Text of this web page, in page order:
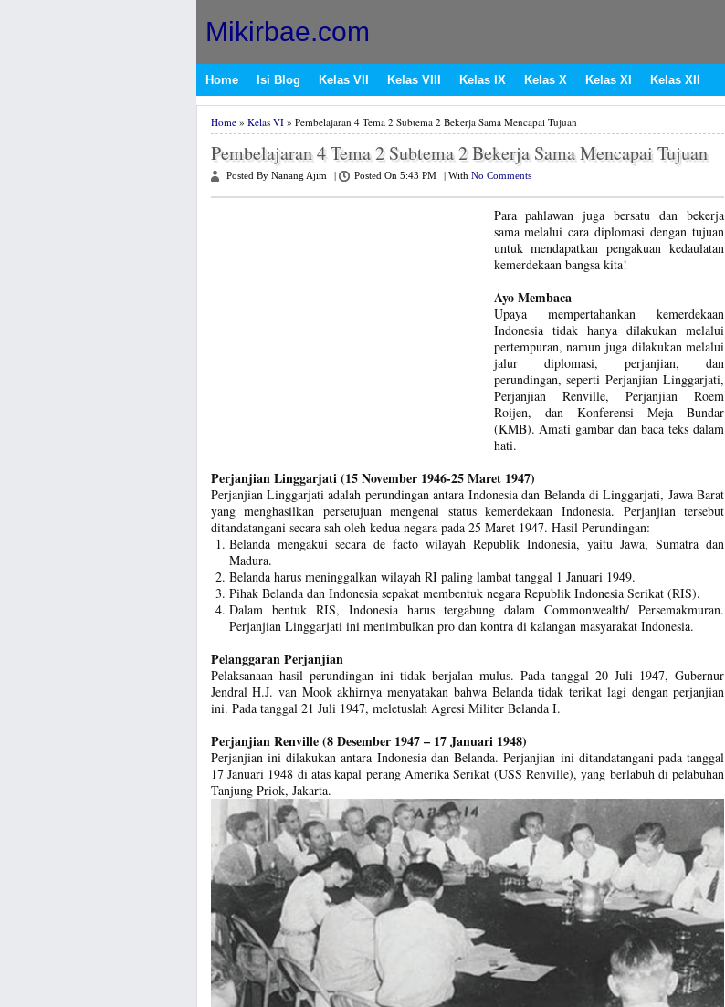
Mikirbae.com
Home Isi Blog Kelas VII Kelas VIII Kelas IX Kelas X Kelas XI Kelas XII
Home» Kelas VI» Pembelajaran 4 Tema 2 Subtema 2 Bekerja Sama Mencapai Tujuan
Pembelajaran 4 Tema 2 Subtema 2 Bekerja Sama Mencapai Tujuan
Posted By Nanang Ajim Posted On 5:43 PM With No Comments
Para pahlawan juga bersatu dan bekerja
sama melalui cara diplomasi dengan tujuan
untuk mendapatkan pengakuan kedaulatan
kemerdekaan bangsa kita!
Ayo Membaca
Upaya mempertahankan kemerdekaan
Indonesia tidak hanya dilakukan melalui
pertempuran, namun juga dilakukan melalui
jalur diplomasi, perjanjian, dan
perundingan, seperti Perjanjian Linggarjati,
Perjanjian Renville, Perjanjian Roem
Roijen, dan Konferensi Meja Bundar
(KMB). Amati gambar dan baca teks dalam
hati.
Perjanjian Linggarjati (15 November 1946-25 Maret 1947)
Perjanjian Linggarjati adalah perundingan antara Indonesia dan Belanda di Linggarjati, Jawa Barat
yang menghasilkan persetujuan mengenai status kemerdekaan Indonesia. Perjanjian tersebut
ditandatangani secara sah oleh kedua negara pada 25 Maret 1947. Hasil Perundingan:
Belanda mengakui secara de facto wilayah Republik Indonesia, yaitu Jawa, Sumatra dan
Madura.
Belanda harus meninggalkan wilayah RI paling lambat tanggal 1 Januari 1949.
Pihak Belanda dan Indonesia sepakat membentuk negara Republik Indonesia Serikat (RIS).
Dalam bentuk RIS, Indonesia harus tergabung dalam Commonwealth/ Persemakmuran.
Perjanjian Linggarjati ini menimbulkan pro dan kontra di kalangan masyarakat Indonesia.
Pelanggaran Perjanjian
Pelaksanaan hasil perundingan ini tidak berjalan mulus. Pada tanggal 20 Juli 1947, Gubernur
Jendral H.J. van Mook akhirnya menyatakan bahwa Belanda tidak terikat lagi dengan perjanjian
ini. Pada tanggal 21 Juli 1947, meletuslah Agresi Militer Belanda I.
Perjanjian Renville (8 Desember 1947 – 17 Januari 1948)
Perjanjian ini dilakukan antara Indonesia dan Belanda. Perjanjian ini ditandatangani pada tanggal
17 Januari 1948 di atas kapal perang Amerika Serikat (USS Renville), yang berlabuh di pelabuhan
Tanjung Priok, Jakarta.